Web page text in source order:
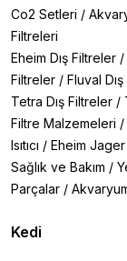
Co2 Setleri /
Filtreleri
Eheim Dış Filtreler /
Filtreler / Fluval
Tetra Dış Filtreler /
Filtre Malzemeleri /
Isıtıcı / Eheim Jager
Sağlık ve Bakım /
Parçalar /
Kedi